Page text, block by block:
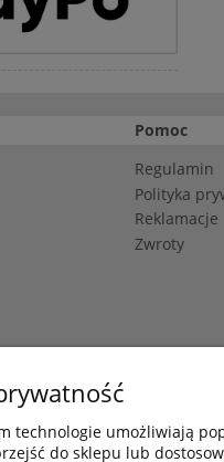
Pomoc
Regulamin
Polityka
Reklamacje
Zwroty
technologie umożliwiają
do sklepu lub